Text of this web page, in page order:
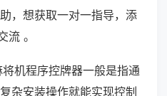
，想获取一对一指导，添
。
机程序控牌器一般是指通
杂安装操作就能实现控制